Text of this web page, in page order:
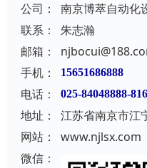
公司：
南京博萃自动化
联系：
朱志瀚
邮箱：
手机：
15651686888
电话： 025-84048888-816
地址：
江苏省南京市江
网站：
www.njlsx.com
微信：